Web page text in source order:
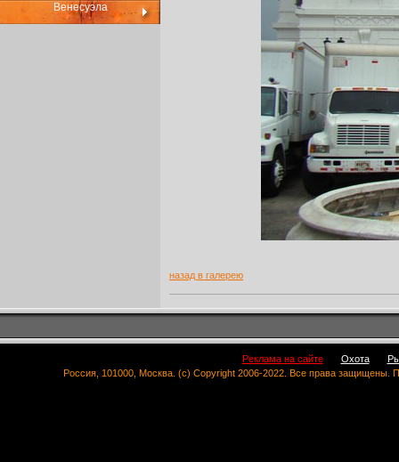
Венесуэла
назад в галерею
Реклама на сайте Охота
Россия, 101000, Москва. (c) Copyright 2006-2022. Все права защищены.